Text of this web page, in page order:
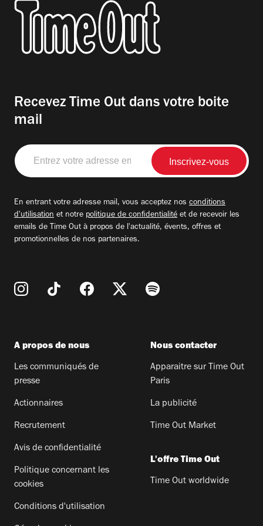
Recevez Time Out dans votre boite
mail
Entrez
votre
adresse
En entrant votre adresse mail, vous acceptez nos conditions
d'utilisation et notre politique de confidentialité et de recevoir les
emails de Time Out à propos de l'actualité, évents, offres et
promotionnelles de nos partenaires.
A propos de nous
Les communiqués de
presse
Actionnaires
Recrutement
Avis de confidentialité
Politique concernant les
cookies
Conditions d'utilisation
Nous contacter
Apparaitre sur Time Out
Paris
La publicité
Time Out Market
L'offre Time Out
Time Out worldwide